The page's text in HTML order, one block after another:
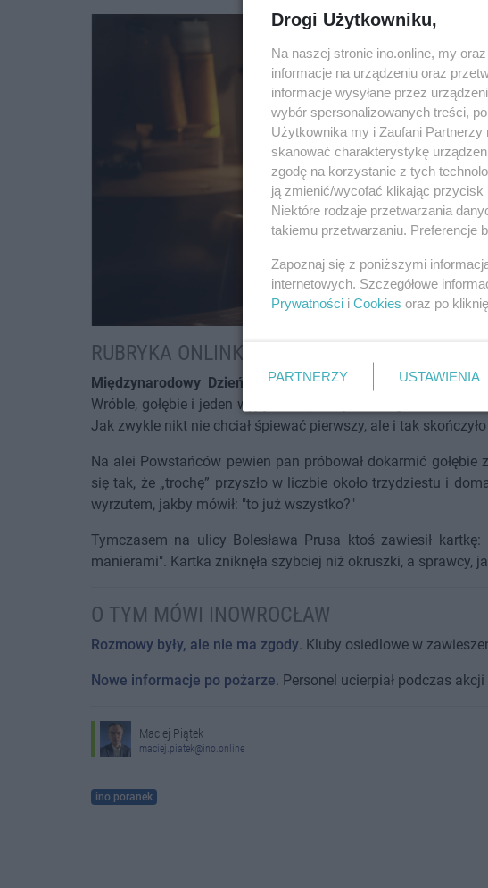
RUBRYKA ONLINKA ;-)
Międzynarodowy Dzień Ptakóww Inowrocławiu zaczął
Wróble, gołębie i jeden wyjątkowo pewny siebie gawron
Jak zwykle nikt nie chciał śpiewać pierwszy, ale i tak
Na alei Powstańców pewien pan próbował dokarmić gołębie
się tak, że „trochę” przyszło w liczbie około trzydziestu i
wyrzutem, jakby mówił: "to już wszystko?"
Tymczasem na ulicy Bolesława Prusa ktoś zawiesił
manierami". Kartka zniknęła szybciej niż okruszki, a sprawcy,
O TYM MÓWI INOWROCŁAW
Rozmowy były, ale nie ma zgody. Kluby osiedlowe w
Nowe informacje po pożarze. Personel ucierpiał podczas
Maciej Piątek
maciej.piatek@ino.online
ino poranek
Drogi Użytkowniku,
Na naszej stronie ino.online, my
informacje na urządzeniu oraz
informacje wysyłane przez
wybór spersonalizowanych treści,
Użytkownika my i Zaufani
skanować charakterystykę
zgodę na korzystanie z tych
ją zmienić/wycofać klikając
Niektóre rodzaje przetwarzania
takiemu przetwarzaniu. Preferencje
Zapoznaj się z poniższymi
internetowych. Szczegółowe
Prywatności i Cookies oraz po
PARTNERZY USTAWIENIA